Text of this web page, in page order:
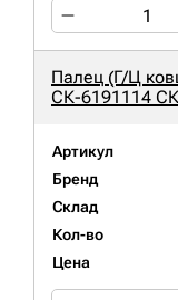
Палец (Г/Ц
СК-6191114 СК
Артикул
Бренд
Склад
Кол-во
Цена